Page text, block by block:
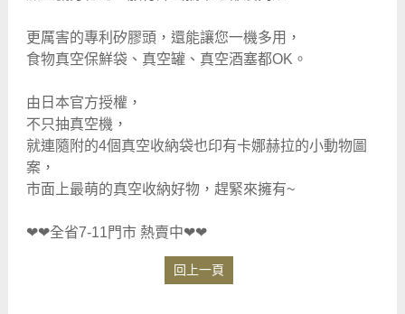
更厲害的專利矽膠頭，還能讓您一機多用，
食物真空保鮮袋、真空罐、真空酒塞都OK。
由日本官方授權，
不只抽真空機，
就連隨附的4個真空收納袋也印有卡娜赫拉的小動物圖
案，
市面上最萌的真空收納好物，趕緊來擁有~
❤❤全省7-11門市 熱賣中❤❤
回上一頁